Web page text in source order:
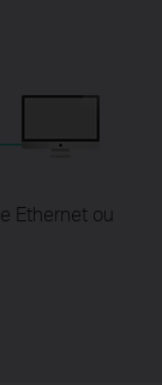
Ethernet ou